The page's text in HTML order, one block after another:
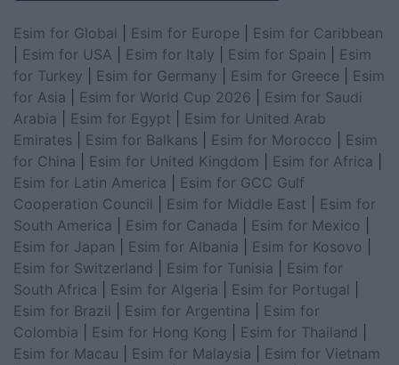
Esim for Global Esim for Europe
Esim for Caribbean
Esim for USA Esim for Italy Esim for Spain
Esim
for Turkey
Esim for Germany Esim for Greece
Esim
for Asia
Esim for World Cup 2026
Esim for Saudi
Arabia
Esim for Egypt
Esim for United Arab
Emirates
Esim for Balkans Esim for Morocco
Esim
for China
Esim for United Kingdom Esim for Africa
Esim for Latin America
Esim for GCC Gulf
Cooperation Council
Esim for Middle East
Esim for
South America
Esim for Canada Esim for Mexico
Esim for Japan
Esim for Albania Esim for Kosovo
Esim for Switzerland
Esim for Tunisia
Esim for
South Africa
Esim for Algeria Esim for Portugal
Esim for Brazil
Esim for Argentina
Esim for
Colombia
Esim for Hong Kong Esim for Thailand
Esim for Macau
Esim for Malaysia
Esim for Vietnam